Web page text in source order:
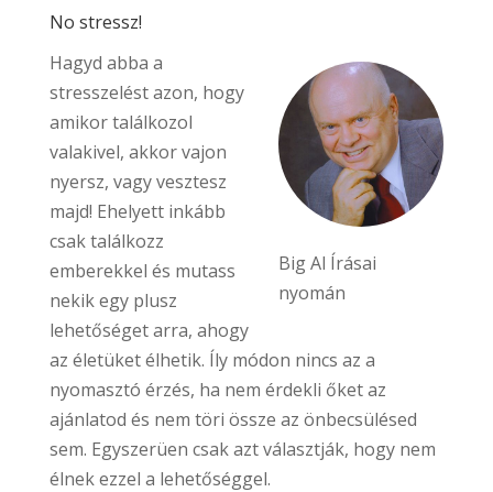
No stressz!
Big Al Írásai
nyomán
Hagyd abba a
stresszelést azon, hogy
amikor találkozol
valakivel, akkor vajon
nyersz, vagy vesztesz
majd! Ehelyett inkább
csak találkozz
emberekkel és mutass
nekik egy plusz
lehetőséget arra, ahogy
az életüket élhetik. Íly módon nincs az a
nyomasztó érzés, ha nem érdekli őket az
ajánlatod és nem töri össze az önbecsülésed
sem. Egyszerüen csak azt választják, hogy nem
élnek ezzel a lehetőséggel.